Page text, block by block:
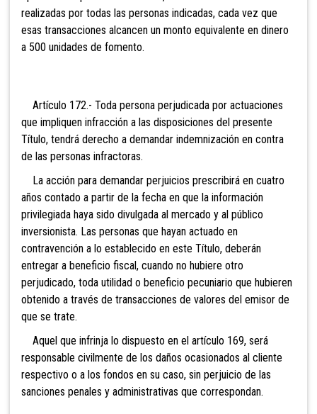
realizadas por todas las personas indicadas, cada vez que
esas transacciones alcancen un monto equivalente en dinero
a 500 unidades de fomento.
Artículo 172.- Toda persona perjudicada por actuaciones
que impliquen infracción a las disposiciones del presente
Título, tendrá derecho a demandar indemnización en contra
de las personas infractoras.
La acción para demandar perjuicios prescribirá en cuatro
años contado a partir de la fecha en que la información
privilegiada haya sido divulgada al mercado y al público
inversionista. Las personas que hayan actuado en
contravención a lo establecido en este Título, deberán
entregar a beneficio fiscal, cuando no hubiere otro
perjudicado, toda utilidad o beneficio pecuniario que hubieren
obtenido a través de transacciones de valores del emisor de
que se trate.
Aquel que infrinja lo dispuesto en el artículo 169, será
responsable civilmente de los daños ocasionados al cliente
respectivo o a los fondos en su caso, sin perjuicio de las
sanciones penales y administrativas que correspondan.